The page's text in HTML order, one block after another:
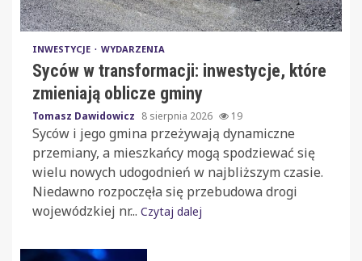
INWESTYCJE WYDARZENIA
Syców w transformacji: inwestycje, które
zmieniają oblicze gminy
Tomasz Dawidowicz 8 sierpnia 2026 19
Syców i jego gmina przeżywają dynamiczne
przemiany, a mieszkańcy mogą spodziewać się
wielu nowych udogodnień w najbliższym czasie.
Niedawno rozpoczęła się przebudowa drogi
wojewódzkiej nr... Czytaj dalej